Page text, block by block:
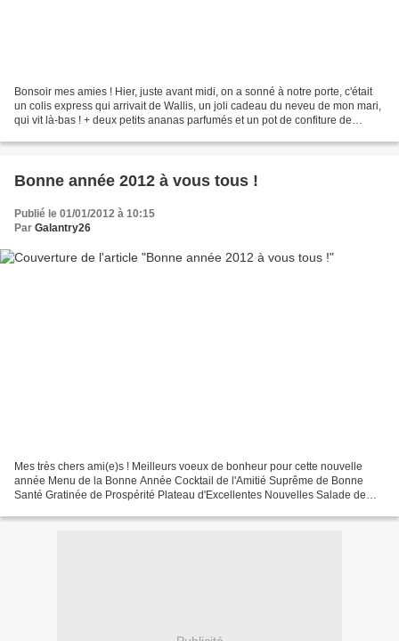
Bonsoir mes amies ! Hier, juste avant midi, on a sonné à notre porte, c'était
un colis express qui arrivait de Wallis, un joli cadeau du neveu de mon mari,
qui vit là-bas ! + deux petits ananas parfumés et un pot de confiture de
Bonne année 2012 à vous tous !
Publié le 01/01/2012 à 10:15
Par Galantry26
Mes très chers ami(e)s ! Meilleurs voeux de bonheur pour cette nouvelle
année Menu de la Bonne Année Cocktail de l'Amitié Suprême de Bonne
Santé Gratinée de Prospérité Plateau d'Excellentes Nouvelles Salade de